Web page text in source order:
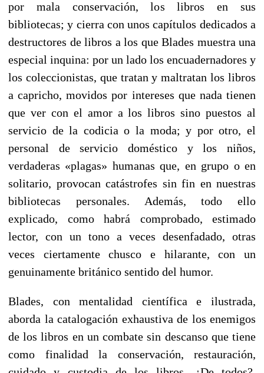
por mala conservación, los libros en sus
bibliotecas; y cie­rra con unos capítulos dedicados a
destructores de libros a los que Blades muestra una
especial inquina: por un lado los en­cuadernadores y
los coleccionistas, que tratan y maltratan los libros
a capricho, movidos por intereses que nada tienen
que ver con el amor a los libros sino puestos al
servicio de la codicia o la moda; y por otro, el
personal de servicio doméstico y los niños,
verdaderas «plagas» humanas que, en grupo o en
solitario, provocan catástrofes sin fin en nuestras
bibliotecas personales. Además, todo ello
explicado, como habrá comprobado, estimado
lector, con un tono a veces desenfadado, otras
veces ciertamente chusco e hilarante, con un
genuinamente británico sentido del humor.
Blades, con mentalidad científica e ilustrada,
aborda la catalogación exhaustiva de los enemigos
de los libros en un combate sin descanso que tiene
como finalidad la conservación, restauración,